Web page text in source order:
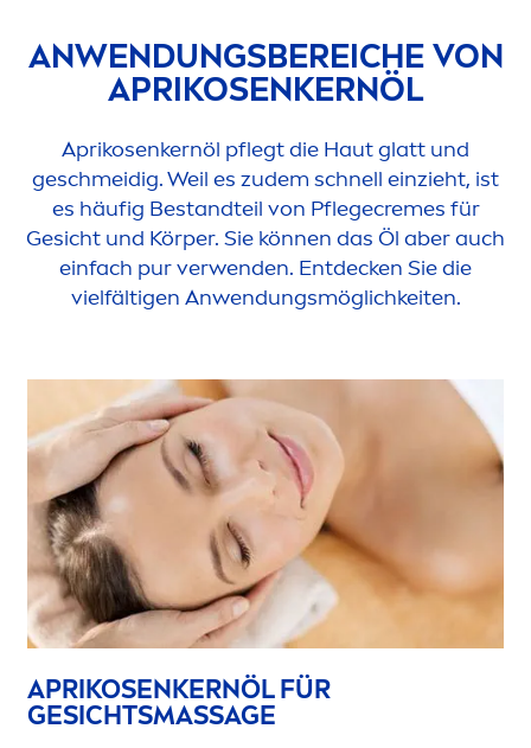
ANWENDUNGSBEREICHE VON
APRIKOSENKERNÖL
Aprikosenkernöl pflegt die Haut glatt und
geschmeidig. Weil es zudem schnell einzieht, ist
es häufig Bestandteil von Pflegecremes für
Gesicht und Körper. Sie können das Öl aber auch
einfach pur verwenden. Entdecken Sie die
vielfältigen Anwendungsmöglichkeiten.
APRIKOSENKERNÖL FÜR
GESICHTSMASSAGE